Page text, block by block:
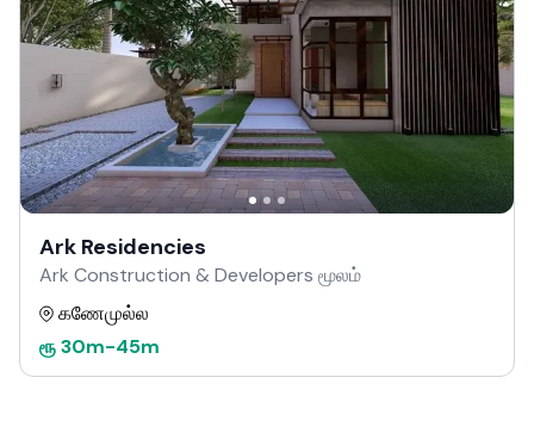
Ark Residencies
Ark Construction & Developers மூலம்
கணேமுல்ல
ரூ30m-45m